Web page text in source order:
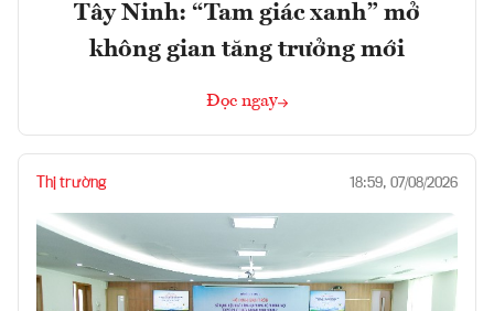
Tây Ninh: “Tam giác xanh” mở
không gian tăng trưởng mới
Đọc ngay
Thị trường 18:59, 07/08/2026